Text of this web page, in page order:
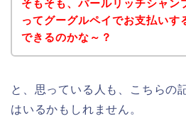
そもそも、パールリッチシャン
ってグーグルペイでお支払いす
できるのかな～？
と、思っている人も、こちらの
はいるかもしれません。